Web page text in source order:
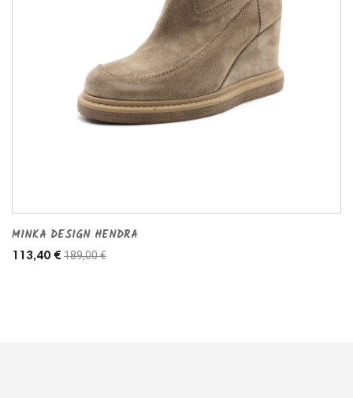
MINKA DESIGN HENDRA
113,40 € 189,00 €